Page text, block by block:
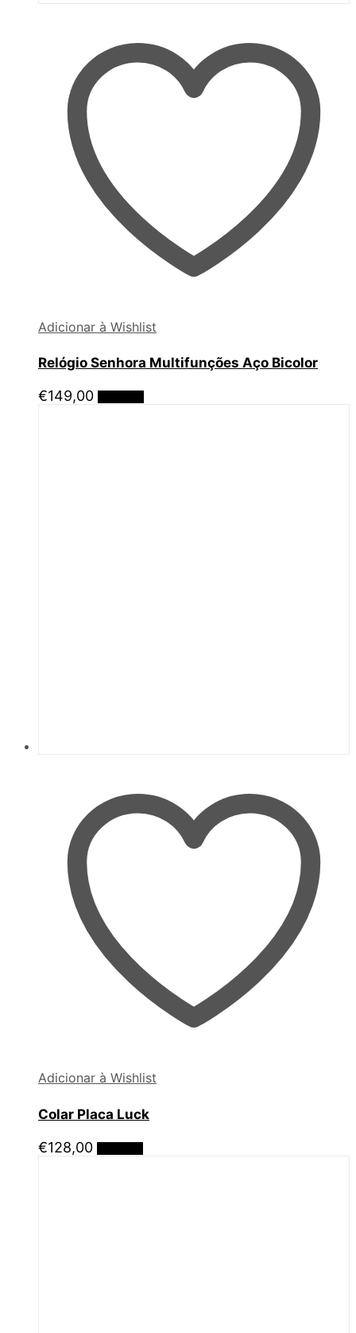
Adicionar à Wishlist
Relógio Senhora Multifunções Aço Bicolor
€149,00
Adicionar à Wishlist
Colar Placa Luck
€128,00